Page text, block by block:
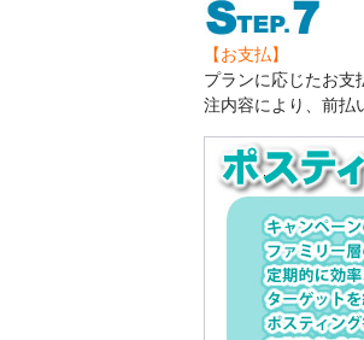
【お支払】
プランに応じたお支
注内容により、前払